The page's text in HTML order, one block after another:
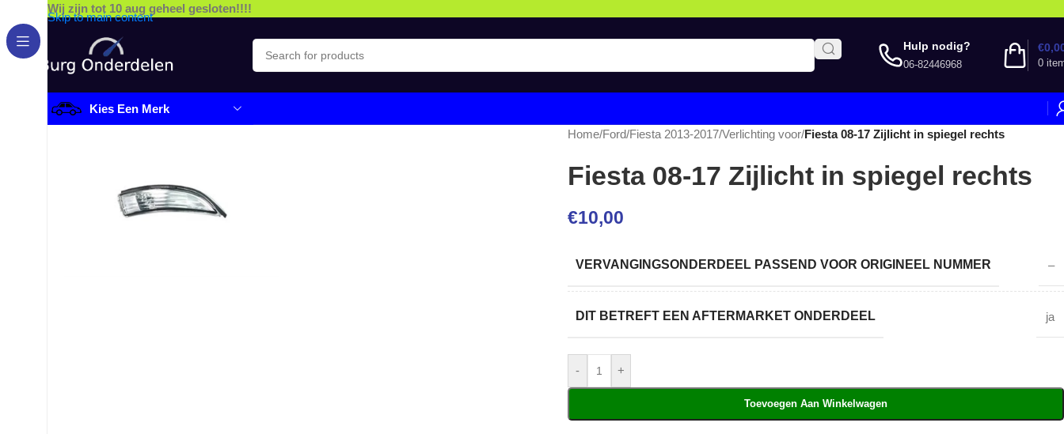
Skip to main content
Wij zijn tot 10 aug geheel gesloten!!!!
Hulp nodig?
06-82446968 0
€
Kies Een Merk
Home/Ford/Fiesta 2013-2017/Verlichting voor/Fiesta 08-17 Zijlicht in spiegel rechts
Fiesta 08-17 Zijlicht in spiegel rechts
€10,00
VERVANGINGSONDERDEEL PASSEND VOOR ORIGINEEL NUMMER –
DIT BETREFT EEN AFTERMARKET ONDERDEEL ja
- +
Toevoegen Aan Winkelwagen